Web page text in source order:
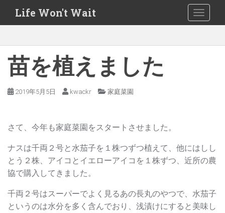
p
Life Won't Wait
苗を植えました
2019年5月5日 kwackr 家庭菜園
さて、今年も家庭菜園をスタートさせました。
ナスは千両２号と水茄子を１株つずつ植えて、他にはしし
とう２株、アイコとイエローアイコを１株ずつ、近所の農
協で購入してきました。
千両２号はスーパーでよく見るあの長丸のやつで、水茄子
というのは水分を多く含んでおり、浅漬けにすると美味し